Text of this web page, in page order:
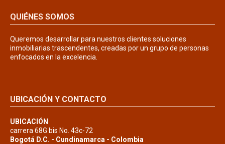
QUIÉNES SOMOS
Queremos desarrollar para nuestros clientes soluciones
inmobiliarias trascendentes, creadas por un grupo de personas
enfocados en la excelencia.
UBICACIÓN Y CONTACTO
UBICACIÓN
carrera 68G bis No. 43c-72
Bogotá D.C. - Cundinamarca - Colombia